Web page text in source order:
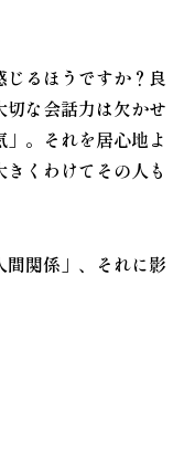
るほうですか？良
な会話力は欠かせ
。それを居心地よ
くわけてその人も
関係」、それに影